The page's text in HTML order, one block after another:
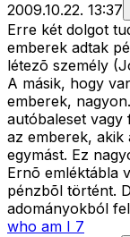
2009.10.22. 13:37
Erre két dolgot
emberek adtak
létezõ személy
A másik, hogy
emberek,
autóbaleset vagy
az emberek,
egymást. Ez
Ernõ emléktábla
pénzbõl történt.
adományokból
who am I 7